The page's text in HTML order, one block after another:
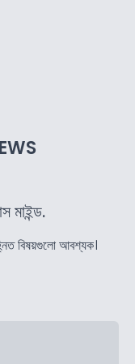
মাইন্ড.
বিষয়গুলো আবশ্যক।